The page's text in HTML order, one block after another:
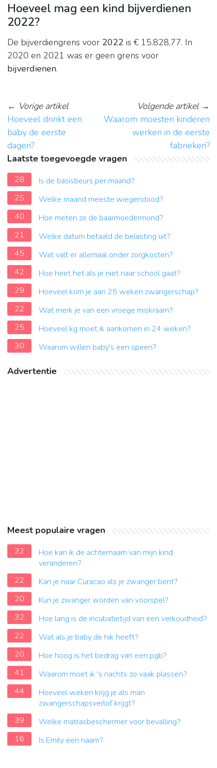
Hoeveel mag een kind bijverdienen
2022?
De bijverdiengrens voor 2022 is € 15.828,77. In
2020 en 2021 was er geen grens voor
bijverdienen.
← Vorige artikel
Hoeveel drinkt een
baby de eerste
dagen?
Volgende artikel→
Waarom moesten kinderen
werken in de eerste
fabrieken?
Laatste toegevoegde vragen
28
Is de basisbeurs per maand?
25
Welke maand meeste wiegendood?
40
Hoe meten ze de baarmoedermond?
21
Welke datum betaald de belasting uit?
45
Wat valt er allemaal onder zorgkosten?
42
Hoe heet het als je niet naar school gaat?
29
Hoeveel kom je aan 25 weken zwangerschap?
22
Wat merk je van een vroege miskraam?
25
Hoeveel kg moet ik aankomen in 24 weken?
30
Waarom willen baby's een speen?
Advertentie
Meest populaire vragen
32
Hoe kan ik de achternaam van mijn kind
veranderen?
22
Kan je naar Curacao als je zwanger bent?
20
Kun je zwanger worden van voorspel?
32
Hoe lang is de incubatietijd van een verkoudheid?
22
Wat als je baby de hik heeft?
20
Hoe hoog is het bedrag van een pgb?
41
Waarom moet ik 's nachts zo vaak plassen?
44
Hoeveel weken krijg je als man
zwangerschapsverlof krijgt?
39
Welke matrasbeschermer voor bevalling?
16
Is Emily een naam?